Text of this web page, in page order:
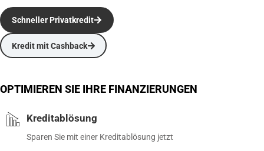
Kredit mit Cashback
Schneller Privatkredit
OPTIMIEREN SIE IHRE FINANZIERUNGEN
Kreditablösung
Sparen Sie mit einer Kreditablösung jetzt